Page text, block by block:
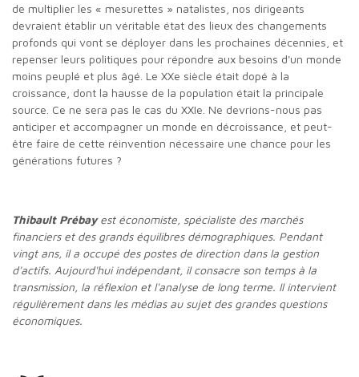
de multiplier les « mesurettes » natalistes, nos dirigeants
devraient établir un véritable état des lieux des changements
profonds qui vont se déployer dans les prochaines décennies, et
repenser leurs politiques pour répondre aux besoins d'un monde
moins peuplé et plus âgé. Le XXe siècle était dopé à la
croissance, dont la hausse de la population était la principale
source. Ce ne sera pas le cas du XXIe. Ne devrions-nous pas
anticiper et accompagner un monde en décroissance, et peut-
être faire de cette réinvention nécessaire une chance pour les
générations futures ?
Thibault Prébayest économiste, spécialiste des marchés
financiers et des grands équilibres démographiques. Pendant
vingt ans, il a occupé des postes de direction dans la gestion
d'actifs. Aujourd'hui indépendant, il consacre son temps à la
transmission, la réflexion et l'analyse de long terme. Il intervient
régulièrement dans les médias au sujet des grandes questions
économiques.